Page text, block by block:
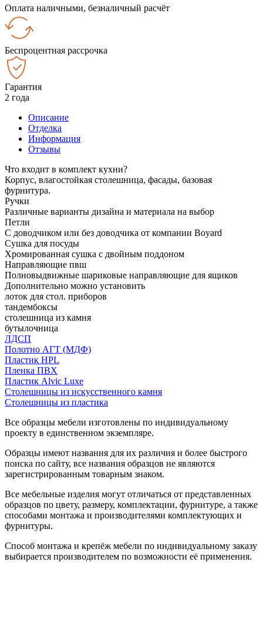
Оплата наличными, безналичный расчёт
Беспроцентная рассрочка
Гарантия
2 года
Описание
Отделка
Информация
Отзывы
Что входит в комплект кухни?
Корпус, влагостойкая столешница, фасады, базовая
фурнитура.
Ручки
Различные варианты дизайна и материала на выбор
Петли
С доводчиком или без доводчика от компании Boyard
Сушка для посуды
Хромированная сушка с двойным поддоном
Направляющие пвш
Полновыдвижные шариковые направляющие для ящиков
Дополнительно можно установить
лоток для стол. приборов
тандембоксы
столешница из камня
бутылочница
ЛДСП
Полотно АГТ (МДФ)
Пластик HPL
Пленка ПВХ
Пластик Alvic Luxe
Столешницы из искусственного камня
Столешницы из пластика
Все образцы мебели изготовлены по индивидуальному
проекту в единственном экземпляре.
Образцы имеют названия для их различия и более быстрого
поиска по сайту, все названия образцов не являются
зарегистрированным товарным знаком.
Все мебельные изделия могут отличаться от представленных
образцов по цвету, размеру, комплектации, фурнитуре, а также
способами монтажа и производителями комплектующих и
фурнитуры.
Способ монтажа и крепёж мебели по индивидуальному заказу
выбирается производителем по возможности её применения.